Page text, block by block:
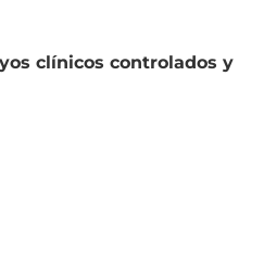
clínicos controlados y